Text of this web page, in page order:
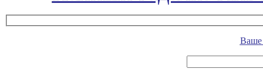
Ваше